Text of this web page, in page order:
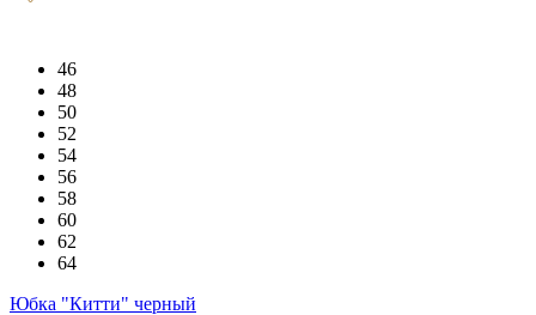
46
48
50
52
54
56
58
60
62
64
Юбка "Китти" черный